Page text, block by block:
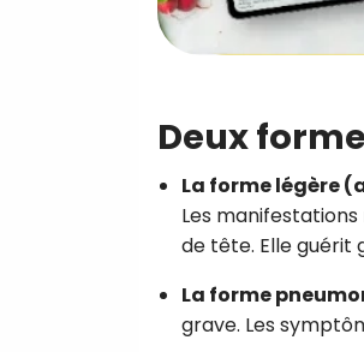
Deux
La forme légère
Les
de tête. Elle guérit
La forme
grave. Les